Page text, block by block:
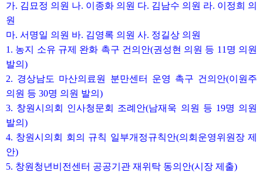
가. 김묘정 의원 나. 이종화 의원 다. 김남수 의원 라. 이정희 의
원
마. 서명일 의원 바. 김영록 의원 사. 정길상 의원
1. 농지 소유 규제 완화 촉구 건의안(권성현 의원 등 11명 의원
발의)
2. 경상남도 마산의료원 분만센터 운영 촉구 건의안(이원주
의원 등 30명 의원 발의)
3. 창원시의회 인사청문회 조례안(남재욱 의원 등 19명 의원
발의)
4. 창원시의회 회의 규칙 일부개정규칙안(의회운영위원장 제
안)
5. 창원청년비전센터 공공기관 재위탁 동의안(시장 제출)